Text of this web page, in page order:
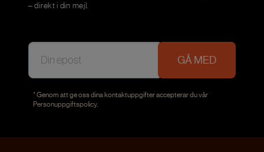
– direkt i din mejl.
GÅ MED
* Genom att ge oss dina kontaktuppgifter accepterar du vår
Personuppgiftspolicy.